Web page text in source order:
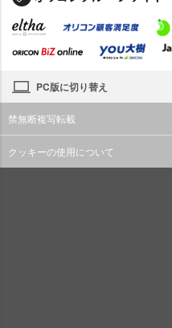
PC版に切り替え
禁無断複写転載
クッキーの使用について